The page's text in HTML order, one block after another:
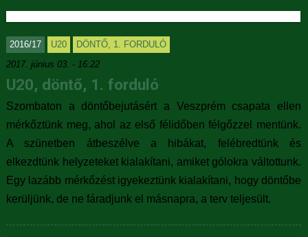
2016/17 U20
DÖNTŐ, 1. FORDULÓ
2017. június 03. - 16:22
U20, döntő, 1. forduló
Szombaton a döntőbejutásért a Veszprém csapata ellen
mérkőztünk meg, ahol az első félidőben félgőzzel mentünk.
A szünetben átbeszélve a hibákat, felébredtünk és
elkezdtünk helyzeteket kialakítani, amiket gólokra váltottunk.
Egy lazább mérkőzést igyekeztünk kialakítani, hogy döntőbe
kerüljünk, de ne fáradjunk el másnapra, a terv teljesült.